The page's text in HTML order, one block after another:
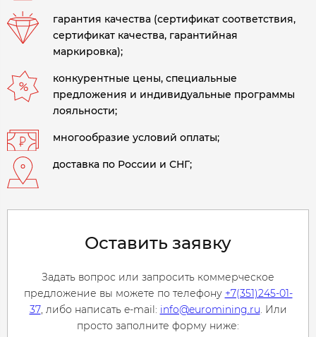
гарантия качества (сертификат соответствия,
сертификат качества, гарантийная
маркировка);
конкурентные цены, специальные
предложения и индивидуальные программы
лояльности;
многообразие условий оплаты;
доставка по России и СНГ;
Оставить заявку
Задать вопрос или запросить коммерческое
предложение вы можете по телефону +7(351)245-01-
37, либо написать e-mail: info@euromining.ru. Или
просто заполните форму ниже: